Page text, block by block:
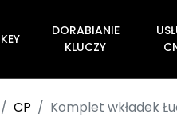
DORABIANIE
KLUCZY
CP Komplet wkładek